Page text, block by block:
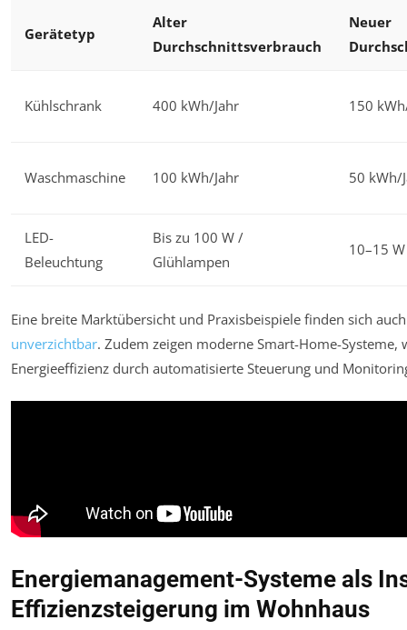
Gerätetyp
Alter
Durchschnittsverbrauch
Neuer
Kühlschrank 400 kWh/Jahr 150
Waschmaschine 100 kWh/Jahr 50 kWh/
LED-
Beleuchtung
Bis zu 100 W /
Glühlampen
10–15 W
Eine breite Marktübersicht und Praxisbeispiele finden sich
unverzichtbar. Zudem zeigen moderne Smart-Home-Systeme,
Energieeffizienz durch automatisierte Steuerung und
Energiemanagement-Systeme als
Effizienzsteigerung im Wohnhaus